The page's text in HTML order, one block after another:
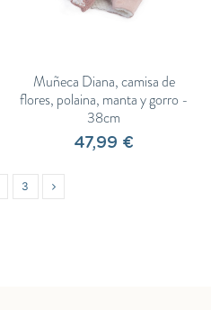
Muñeca Diana, camisa de
flores, polaina, manta y gorro -
38cm
47,99 €
3